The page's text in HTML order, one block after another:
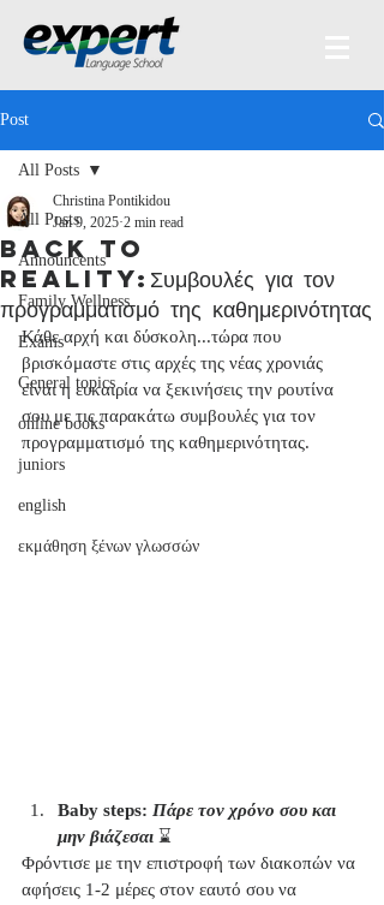
Post
All Posts
Announcents
Family Wellness
Exams
General topics
online books
juniors
english
εκμάθηση ξένων γλωσσών
All Posts
Back to
reality:Συμβουλές για τον
προγραμματισμό της καθημερινότητας
Christina Pontikidou
Jan 9, 2025 2 min read
Κάθε αρχή και δύσκολη...τώρα που
βρισκόμαστε στις αρχές της νέας χρονιάς
είναι η ευκαιρία να ξεκινήσεις την ρουτίνα
σου με τις παρακάτω συμβουλές για τον
προγραμματισμό της καθημερινότητας.
Baby steps: Πάρε τον χρόνο σου και
μην βιάζεσαι ⌛
Φρόντισε με την επιστροφή των διακοπών να
αφήσεις 1-2 μέρες στον εαυτό σου να